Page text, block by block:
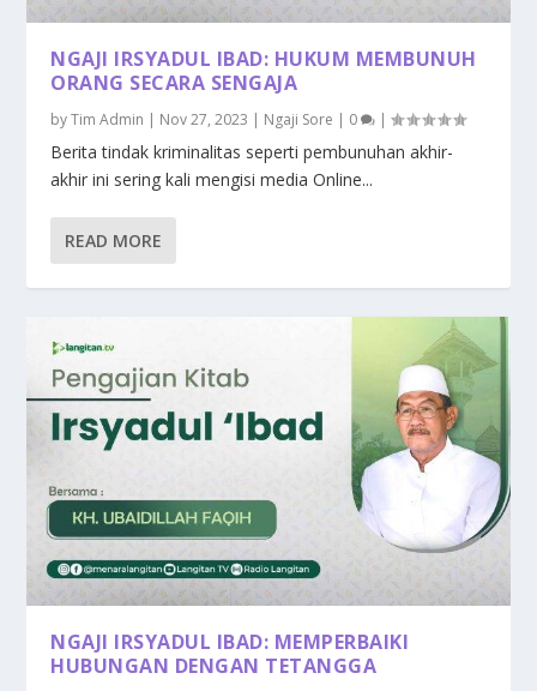
NGAJI IRSYADUL IBAD: HUKUM MEMBUNUH
ORANG SECARA SENGAJA
byTim Admin | Nov 27, 2023 | Ngaji Sore | 0 |
Berita tindak kriminalitas seperti pembunuhan akhir-
akhir ini sering kali mengisi media Online...
READ MORE
NGAJI IRSYADUL IBAD: MEMPERBAIKI
HUBUNGAN DENGAN TETANGGA